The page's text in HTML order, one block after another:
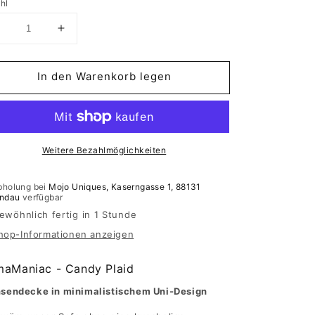
Verringere
Erhöhe
Candy
Plaid
Hamamaniac
In den Warenkorb legen
Weitere Bezahlmöglichkeiten
bei Mojo Uniques, Kaserngasse 1, 88131
verfügbar
fertig in 1 Stunde
Informationen anzeigen
- Candy Plaid
in minimalistischem Uni-Design